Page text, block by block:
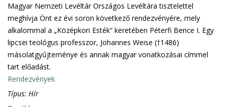
Magyar Nemzeti Levéltár Országos Levéltára tisztelettel
meghívja Önt ez évi soron következő rendezvényére, mely
alkalommal a „Középkori Esték” keretében Péterfi Bence I. Egy
lipcsei teológus professzor, Johannes Weise (†1486)
másolatgyűjteménye és annak magyar vonatkozásai címmel
tart előadást.
Rendezvények
Típus: Hír